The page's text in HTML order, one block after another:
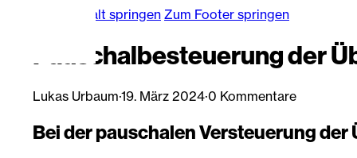
Zum Hauptinhalt springen Zum Footer springen
Pauschalbesteuerung der
Lukas Urbaum·19. März 2024·0 Kommentare
Bei der pauschalen Versteuerung